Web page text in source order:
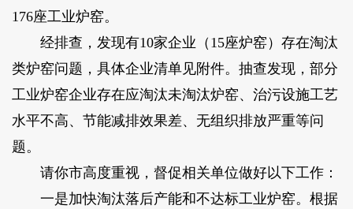
176座工业炉窑。
经排查，发现有10家企业（15座炉窑）存在淘汰
类炉窑问题，具体企业清单见附件。抽查发现，部分
工业炉窑企业存在应淘汰未淘汰炉窑、治污设施工艺
水平不高、节能减排效果差、无组织排放严重等问
题。
请你市高度重视，督促相关单位做好以下工作：
一是加快淘汰落后产能和不达标工业炉窑。根据